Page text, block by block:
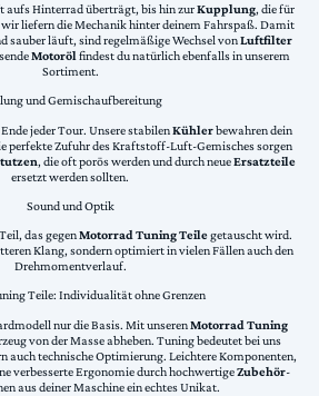
aufs Hinterrad überträgt, bis hin zurKupplung, die für
liefern die Mechanik hinter deinem Fahrspaß. Damit
sauber läuft, sind regelmäßige Wechsel vonLuftfilter
Motorölfindest du natürlich ebenfalls in unserem
Sortiment.
und Gemischaufbereitung
jeder Tour. Unsere stabilenKühlerbewahren dein
perfekte Zufuhr des Kraftstoff-Luft-Gemisches sorgen
, die oft porös werden und durch neueErsatzteile
ersetzt werden sollten.
Sound und Optik
das gegenMotorrad Tuning Teilegetauscht wird.
Klang, sondern optimiert in vielen Fällen auch den
Drehmomentverlauf.
Teile: Individualität ohne Grenzen
nur die Basis. Mit unserenMotorrad Tuning
von der Masse abheben. Tuning bedeutet bei uns
auch technische Optimierung. Leichtere Komponenten,
verbesserte Ergonomie durch hochwertigeZubehör-
aus deiner Maschine ein echtes Unikat.